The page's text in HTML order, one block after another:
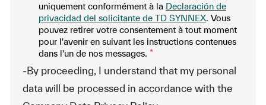
uniquement conformément à la Declaración de
privacidad del solicitante de TD SYNNEX. Vous
pouvez retirer votre consentement à tout moment
pour l'avenir en suivant les instructions contenues
dans l'un de nos messages. *
-By proceeding, I understand that my personal
data will be processed in accordance with the